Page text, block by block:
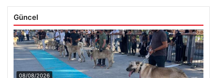
Güncel
08/08/2026